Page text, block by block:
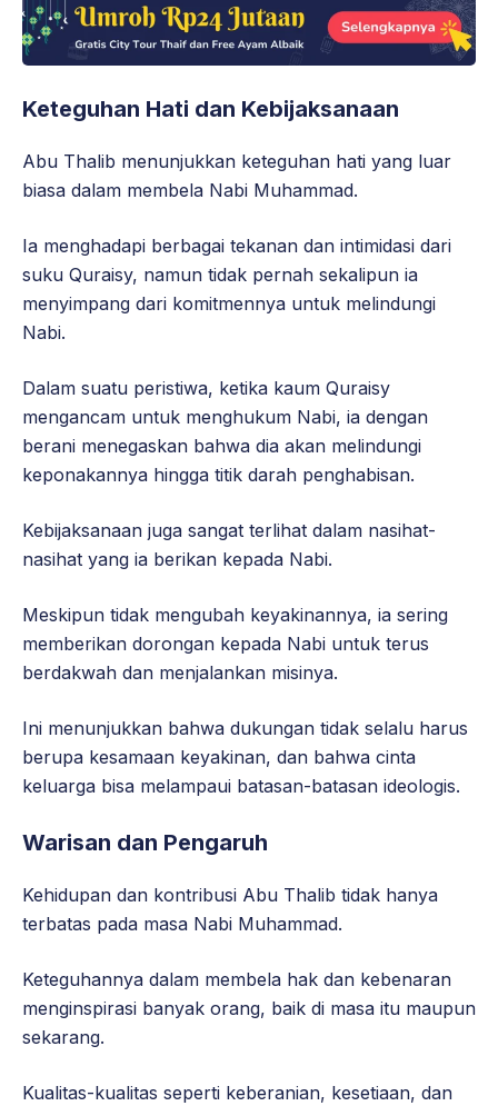
Keteguhan Hati dan Kebijaksanaan
Abu Thalib menunjukkan keteguhan hati yang luar
biasa dalam membela Nabi Muhammad.
Ia menghadapi berbagai tekanan dan intimidasi dari
suku Quraisy, namun tidak pernah sekalipun ia
menyimpang dari komitmennya untuk melindungi
Nabi.
Dalam suatu peristiwa, ketika kaum Quraisy
mengancam untuk menghukum Nabi, ia dengan
berani menegaskan bahwa dia akan melindungi
keponakannya hingga titik darah penghabisan.
Kebijaksanaan juga sangat terlihat dalam nasihat-
nasihat yang ia berikan kepada Nabi.
Meskipun tidak mengubah keyakinannya, ia sering
memberikan dorongan kepada Nabi untuk terus
berdakwah dan menjalankan misinya.
Ini menunjukkan bahwa dukungan tidak selalu harus
berupa kesamaan keyakinan, dan bahwa cinta
keluarga bisa melampaui batasan-batasan ideologis.
Warisan dan Pengaruh
Kehidupan dan kontribusi Abu Thalib tidak hanya
terbatas pada masa Nabi Muhammad.
Keteguhannya dalam membela hak dan kebenaran
menginspirasi banyak orang, baik di masa itu maupun
sekarang.
Kualitas-kualitas seperti keberanian, kesetiaan, dan